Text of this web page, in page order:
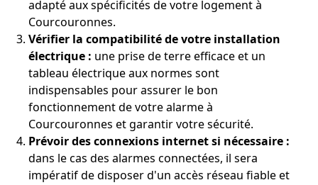
adapté aux spécificités de votre logement à
Courcouronnes.
Vérifier la compatibilité de votre installation
électrique : une prise de terre efficace et un
tableau électrique aux normes sont
indispensables pour assurer le bon
fonctionnement de votre alarme à
Courcouronnes et garantir votre sécurité.
Prévoir des connexions internet si nécessaire :
dans le cas des alarmes connectées, il sera
impératif de disposer d'un accès réseau fiable et